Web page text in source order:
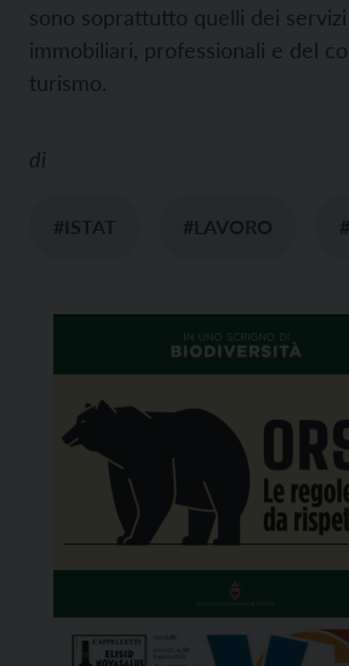
sono soprattutto quelli dei servizi
immobiliari, professionali e del
turismo.
di
#ISTAT #LAVORO